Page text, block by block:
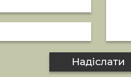
Надіслати